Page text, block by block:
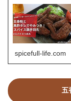
spicefull-life.com
五